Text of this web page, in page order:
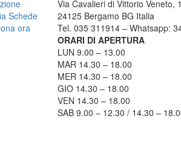
Schede
ora
Via Cavalieri di Vittorio Veneto,
24125 Bergamo BG Italia
Tel. 035 311914 – Whatsapp:
ORARI DI APERTURA
LUN 9.00 – 13.00
MAR 14.30 – 18.00
MER 14.30 – 18.00
GIO 14.30 – 18.00
VEN 14.30 – 18.00
SAB 9.00 – 12.30 / 14.30 –